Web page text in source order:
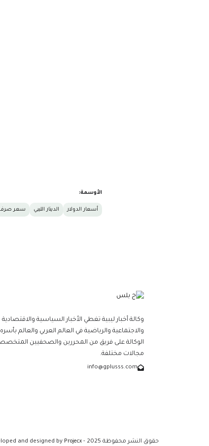
الأوسمة:
أسعار الدولار الدينار الليبي سعر صرف
وكالة أخبار ليبية تغطي الأخبار السياسية والاقتصادية
والاجتماعية والرياضية في العالم العربي والعالم
الوكالة على فريق من المحررين والصحفيين
مجالات مختلفة.
info@gplusss.com
حقوق النشر محفوظة 2025 - Developed and designed by Projecx